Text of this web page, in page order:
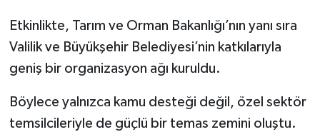
Etkinlikte, Tarım ve Orman Bakanlığı’nın yanı sıra
Valilik ve Büyükşehir Belediyesi’nin katkılarıyla
geniş bir organizasyon ağı kuruldu.
Böylece yalnızca kamu desteği değil, özel sektör
temsilcileriyle de güçlü bir temas zemini oluştu.